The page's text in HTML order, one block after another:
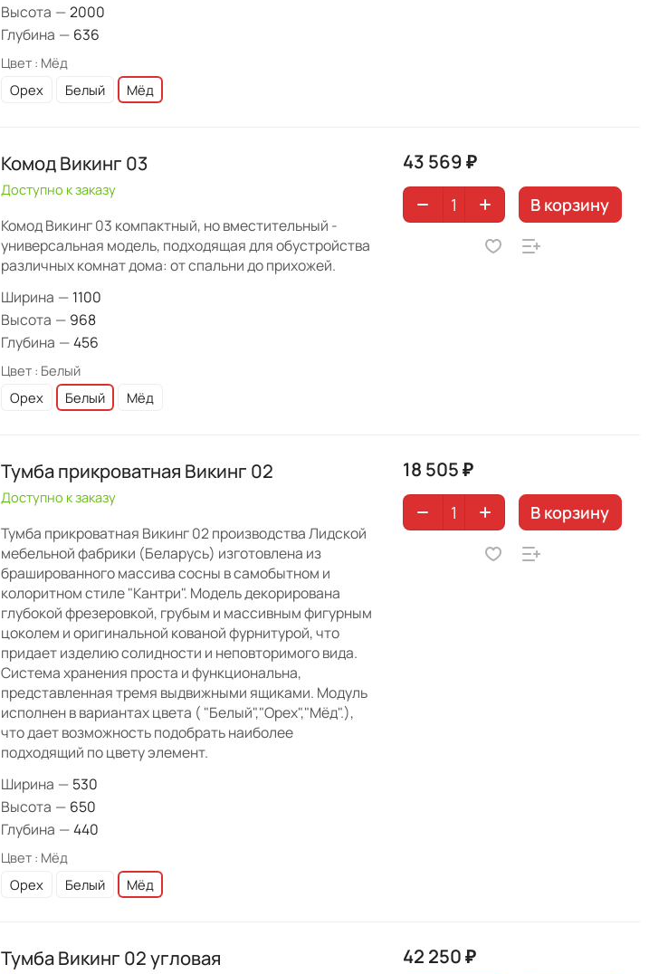
Высота —2000
Глубина — 636
Цвет : Мёд
Орех
Белый Мёд
Комод Викинг 03
Доступно к заказу
Комод Викинг 03 компактный, но вместительный -
универсальная модель, подходящая для обустройства
различных комнат дома: от спальни до прихожей.
Ширина — 1100
Высота — 968
Глубина —456
Цвет : Белый
Орех
Белый Мёд
43 569 ₽
В корзину
Тумба прикроватная Викинг 02
Доступно к заказу
Тумба прикроватная Викинг 02 производства Лидской
мебельной фабрики (Беларусь) изготовлена из
брашированного массива сосны в самобытном и
колоритном стиле "Кантри". Модель декорирована
глубокой фрезеровкой, грубым и массивным фигурным
цоколем и оригинальной кованой фурнитурой, что
придает изделию солидности и неповторимого вида.
Система хранения проста и функциональна,
представленная тремя выдвижными ящиками. Модуль
исполнен в вариантах цвета ( "Белый","Орех","Мёд".),
что дает возможность подобрать наиболее
подходящий по цвету элемент.
Ширина — 530
Высота — 650
Глубина —440
Цвет : Мёд
Орех
Белый Мёд
18 505 ₽
В корзину
Тумба Викинг 02 угловая 42 250 ₽